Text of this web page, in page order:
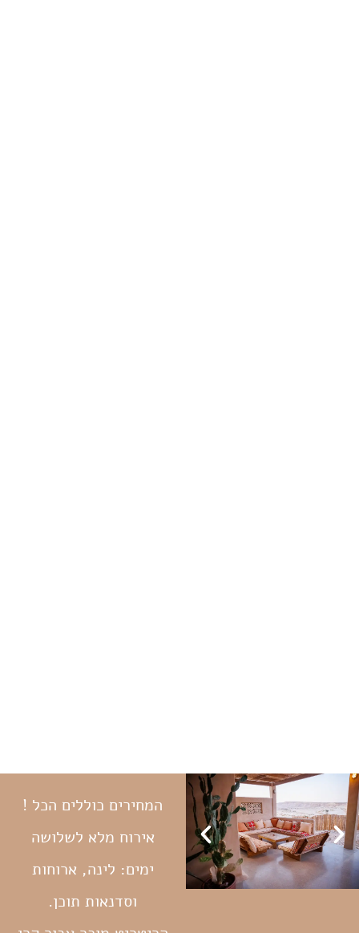
המחירים כוללים הכל !
אירוח מלא לשלושה
ימים: לינה, ארוחות
וסדנאות תוכן.